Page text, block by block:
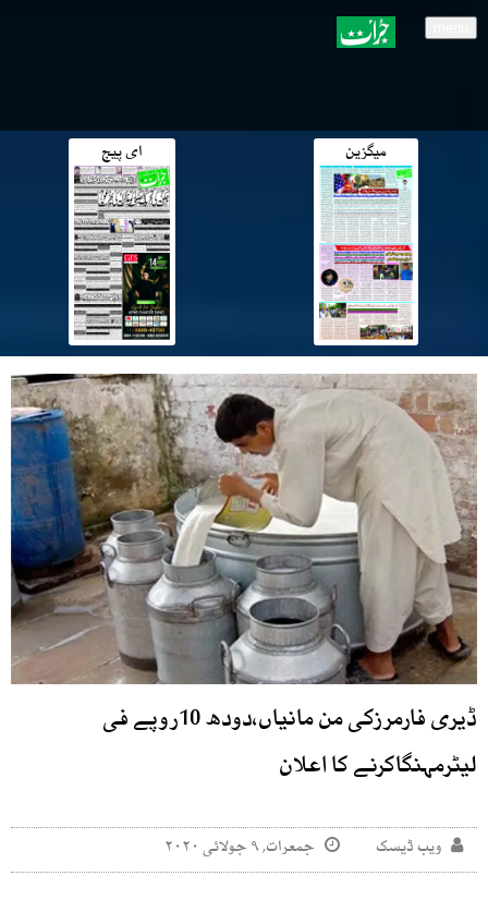
میگزین ای پیج
ڈیری فارمرزکی من مانیاں،دودھ 10روپے فی
لیٹرمہنگاکرنے کا اعلان
ویب ڈیسک جمعرات, ۹ جولائی ۲۰۲۰